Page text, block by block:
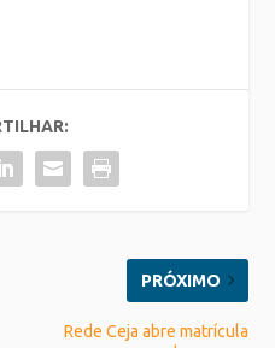
PRÓXIMO
Rede Ceja abre matrícula